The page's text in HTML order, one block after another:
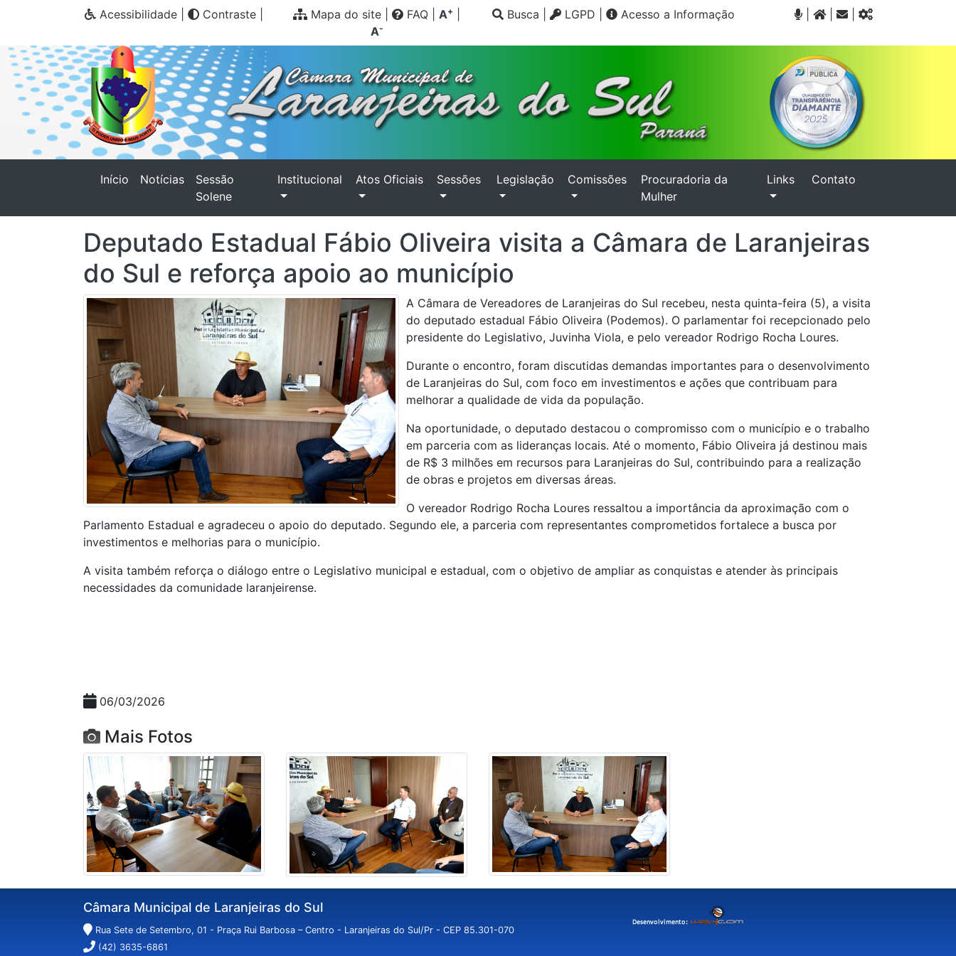
Acessibilidade Contraste Mapa do site FAQ A+
A-
Busca LGPD Acesso a Informação |
Início (current)
Notícias
Sessão
Solene
Institucional Atos Oficiais Sessões Legislação Comissões
Procuradoria da
Mulher
Links Contato
Deputado Estadual Fábio Oliveira visita a Câmara de Laranjeiras
do Sul e reforça apoio ao município
A Câmara de Vereadores de Laranjeiras do Sul recebeu, nesta quinta-feira (5), a visita
do deputado estadual Fábio Oliveira (Podemos). O parlamentar foi recepcionado pelo
presidente do Legislativo, Juvinha Viola, e pelo vereador Rodrigo Rocha Loures.
Durante o encontro, foram discutidas demandas importantes para o desenvolvimento
de Laranjeiras do Sul, com foco em investimentos e ações que contribuam para
melhorar a qualidade de vida da população.
Na oportunidade, o deputado destacou o compromisso com o município e o trabalho
em parceria com as lideranças locais. Até o momento, Fábio Oliveira já destinou mais
de R$ 3 milhões em recursos para Laranjeiras do Sul, contribuindo para a realização
de obras e projetos em diversas áreas.
O vereador Rodrigo Rocha Loures ressaltou a importância da aproximação com o
Parlamento Estadual e agradeceu o apoio do deputado. Segundo ele, a parceria com representantes comprometidos fortalece a busca por
investimentos e melhorias para o município.
A visita também reforça o diálogo entre o Legislativo municipal e estadual, com o objetivo de ampliar as conquistas e atender às principais
necessidades da comunidade laranjeirense.
06/03/2026
Mais Fotos
Câmara Municipal de Laranjeiras do Sul
Rua Sete de Setembro, 01 - Praça Rui Barbosa – Centro - Laranjeiras do Sul/Pr - CEP 85.301-070
(42) 3635-6861